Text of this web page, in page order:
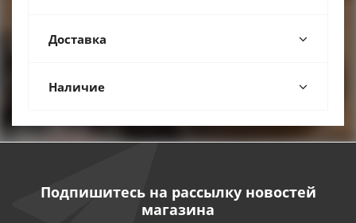
Доставка
Наличие
Подпишитесь на рассылку новостей
магазина